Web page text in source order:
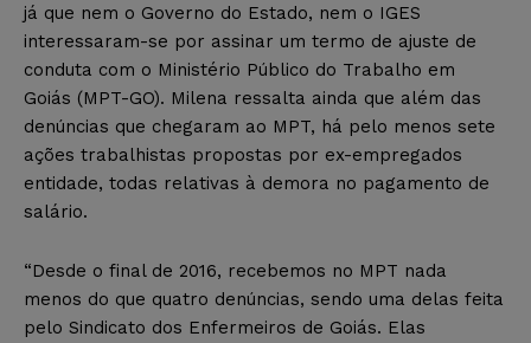
já que nem o Governo do Estado, nem o IGES
interessaram-se por assinar um termo de ajuste de
conduta com o Ministério Público do Trabalho em
Goiás (MPT-GO). Milena ressalta ainda que além das
denúncias que chegaram ao MPT, há pelo menos sete
ações trabalhistas propostas por ex-empregados
entidade, todas relativas à demora no pagamento de
salário.
“Desde o final de 2016, recebemos no MPT nada
menos do que quatro denúncias, sendo uma delas feita
pelo Sindicato dos Enfermeiros de Goiás. Elas